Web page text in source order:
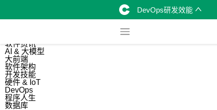
DevOps研发效能
软件资讯
AI & 大模型
大前端
软件架构
开发技能
硬件 & IoT
DevOps
程序人生
数据库